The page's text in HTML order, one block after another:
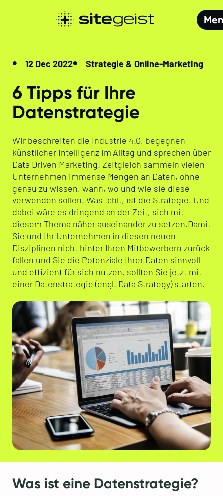
12 Dec 2022 Strategie & Online-Marketing
6 Tipps für Ihre
Datenstrategie
Wir beschreiten die Industrie 4.0, begegnen
künstlicher Intelligenz im Alltag und sprechen über
Data Driven Marketing. Zeitgleich sammeln vielen
Unternehmen immense Mengen an Daten, ohne
genau zu wissen, wann, wo und wie sie diese
verwenden sollen. Was fehlt, ist die Strategie. Und
dabei wäre es dringend an der Zeit, sich mit
diesem Thema näher auseinander zu setzen.Damit
Sie und Ihr Unternehmen in diesen neuen
Disziplinen nicht hinter Ihren Mitbewerbern zurück
fallen und Sie die Potenziale Ihrer Daten sinnvoll
und effizient für sich nutzen, sollten Sie jetzt mit
einer Datenstrategie (engl. Data Strategy) starten.
Was ist eine Datenstrategie?